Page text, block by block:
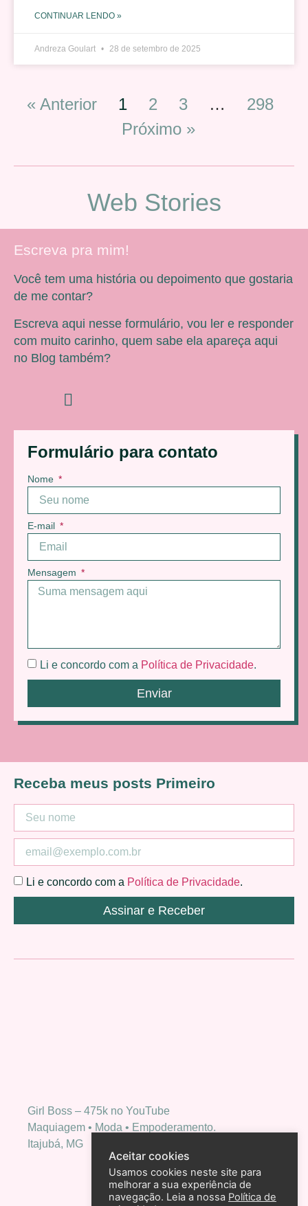
CONTINUAR LENDO »
Andreza Goulart 28 de setembro de 2025
« Anterior 1 2 3 …
298
Próximo »
Web Stories
Formulário para contato
Nome
E-mail
Mensagem
Li e concordo com a Política de Privacidade.
Enviar
Escreva pra mim!
Você tem uma história ou depoimento que gostaria
de me contar?
Escreva aqui nesse formulário, vou ler e responder
com muito carinho, quem sabe ela apareça aqui
no Blog também?
Girl Boss – 475k no YouTube
Maquiagem • Moda • Empoderamento.
Itajubá, MG
Receba meus posts Primeiro
Li e concordo com a Política de Privacidade.
Assinar e Receber
Aceitar cookies
Usamos cookies neste site para
melhorar a sua experiência de
navegação. Leia a nossa Política de